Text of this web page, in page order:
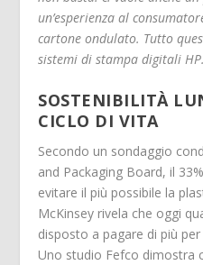
un’esperienza al
cartone ondulato. Tutto
sistemi di stampa digitali HP.
SOSTENIBILITÀ
CICLO DI VITA
Secondo un sondaggio
and Packaging Board, il
evitare il più possibile la
McKinsey rivela che oggi
disposto a pagare di più
Uno studio Fefco dimostra